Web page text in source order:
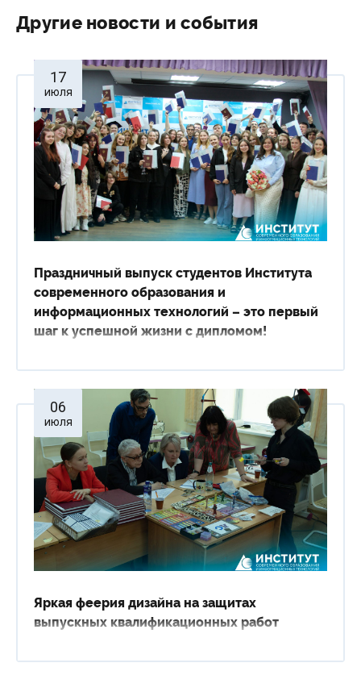
Другие новости и события
17
июля
Праздничный выпуск студентов Института
современного образования и
информационных технологий – это первый
шаг к успешной жизни с дипломом!
06
июля
Яркая феерия дизайна на защитах
выпускных квалификационных работ